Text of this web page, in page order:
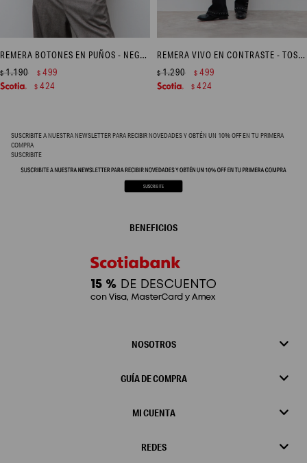
REMERA BOTONES EN PUÑOS - NEGRO
$1.190 $ 499
$ 424
REMERA VIVO EN CONTRASTE - TOSTADO
$1.290 $ 499
$ 424
SUSCRIBITE A NUESTRA NEWSLETTER PARA RECIBIR NOVEDADES Y OBTÉN UN 10% OFF EN TU PRIMERA
COMPRA
SUSCRIBITE
NOSOTROS
GUÍA DE COMPRA
MI CUENTA
REDES
BENEFICIOS